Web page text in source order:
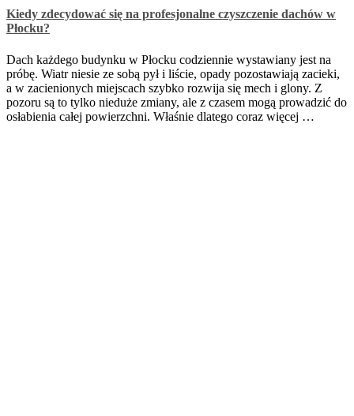
Kiedy zdecydować się na profesjonalne czyszczenie dachów w
Płocku?
Dach każdego budynku w Płocku codziennie wystawiany jest na
próbę. Wiatr niesie ze sobą pył i liście, opady pozostawiają zacieki,
a w zacienionych miejscach szybko rozwija się mech i glony. Z
pozoru są to tylko nieduże zmiany, ale z czasem mogą prowadzić do
osłabienia całej powierzchni. Właśnie dlatego coraz więcej …